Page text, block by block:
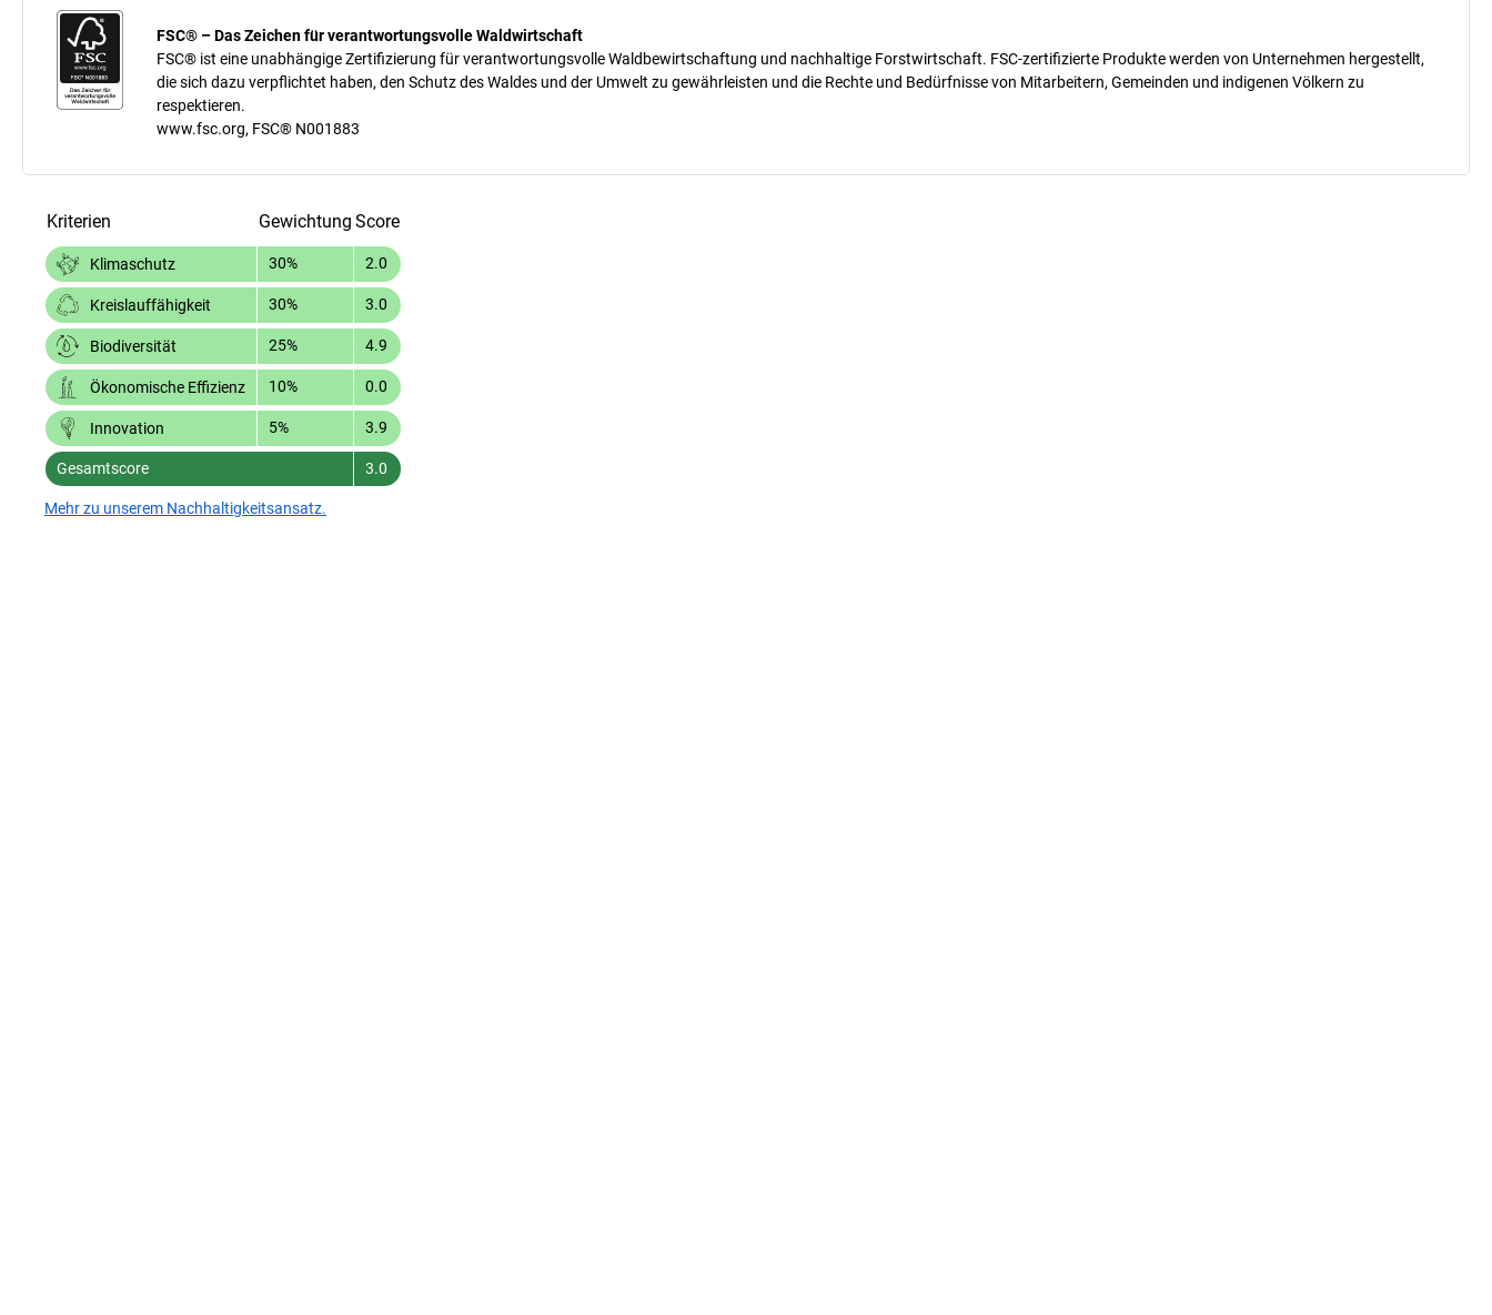
FSC® – Das Zeichen für verantwortungsvolle Waldwirtschaft
FSC® ist eine unabhängige Zertifizierung für verantwortungsvolle Waldbewirtschaftung und nachhaltige Forstwirtschaft. FSC-zertifizierte Produkte werden von Unternehmen hergestellt,
die sich dazu verpflichtet haben, den Schutz des Waldes und der Umwelt zu gewährleisten und die Rechte und Bedürfnisse von Mitarbeitern, Gemeinden und indigenen Völkern zu
respektieren.
www.fsc.org, FSC® N001883
Kriterien Gewichtung Score
Klimaschutz 30% 2.0
Kreislauffähigkeit 30% 3.0
Biodiversität 25% 4.9
Ökonomische Effizienz 10% 0.0
Innovation 5% 3.9
Gesamtscore 3.0
Mehr zu unserem Nachhaltigkeitsansatz.